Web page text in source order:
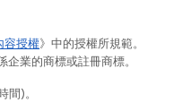
容授權》中的授權所規範。
業的商標或註冊商標。
)。